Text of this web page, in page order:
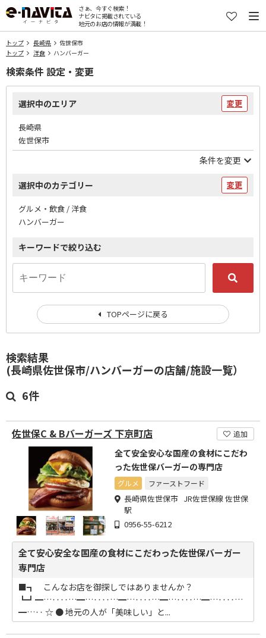
さぁ、今すぐ検索！
ナビタに掲載されている
地元のお店の情報が満載！
トップ 長崎県
佐世保市
トップ
洋食 ハンバーガー
検索結果
(長崎県佐世保市/ハンバーガーの店舗/施設一覧）
6件
佐世保C & Bバーガーズ 下京町店 追加
全て安全安心な国産の食材にこだわ
った佐世保バーガーの専門店
グルメ ファーストフード
長崎県佐世保市 JR佐世保線 佐世保
駅
0956-55-6212
全て安心安全な国産の食材にこだわった佐世保バーガー
専門店
■┓ こんなお店を御探しではありませんか？
┗┛━…‥‥…━…‥‥…━…‥‥…━…‥‥…━…‥‥…
━…‥ ☆ ● 地元の人が「美味しい」と...
検索条件 設定・変更
選択中のエリア 変更
長崎県
佐世保市
条件を変更
選択中のカテゴリー 変更
グルメ・飲食 / 洋食
ハンバーガー
キーワードで絞り込む
TOPページに戻る